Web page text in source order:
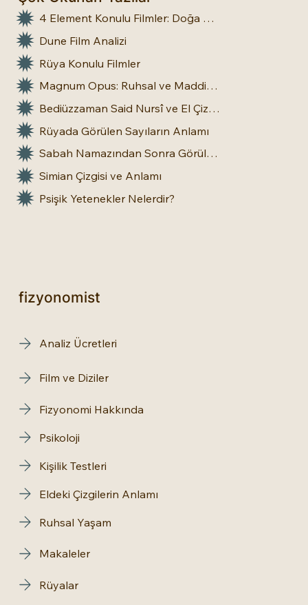
4 Element Konulu Filmler: Doğa Üstü Güçler
Dune Film Analizi
Rüya Konulu Filmler
Magnum Opus: Ruhsal ve Maddi Dönüşümün Büyük Eseri
Bediüzzaman Said Nursî ve El Çizgileri: İnsan Doğasına Dair Bir Bakış
Rüyada Görülen Sayıların Anlamı
Sabah Namazından Sonra Görülen Rüya Gerçek Olur mu?
Simian Çizgisi ve Anlamı
Psişik Yetenekler Nelerdir?
fizyonomist
Analiz Ücretleri
Film ve Diziler
Makaleler
Fizyonomi Hakkında
Psikoloji
Kişilik Testleri
Eldeki Çizgilerin Anlamı
Ruhsal Yaşam
Rüyalar